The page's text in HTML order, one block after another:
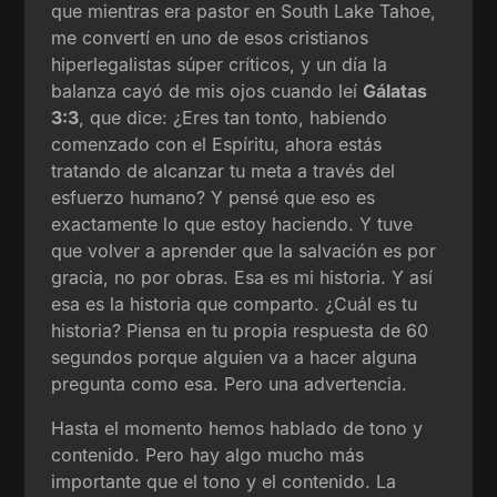
que mientras era pastor en South Lake Tahoe,
me convertí en uno de esos cristianos
hiperlegalistas súper críticos, y un día la
balanza cayó de mis ojos cuando leíGálatas
3:3, que dice: ¿Eres tan tonto, habiendo
comenzado con el Espíritu, ahora estás
tratando de alcanzar tu meta a través del
esfuerzo humano? Y pensé que eso es
exactamente lo que estoy haciendo. Y tuve
que volver a aprender que la salvación es por
gracia, no por obras. Esa es mi historia. Y así
esa es la historia que comparto. ¿Cuál es tu
historia? Piensa en tu propia respuesta de 60
segundos porque alguien va a hacer alguna
pregunta como esa. Pero una advertencia.
Hasta el momento hemos hablado de tono y
contenido. Pero hay algo mucho más
importante que el tono y el contenido. La